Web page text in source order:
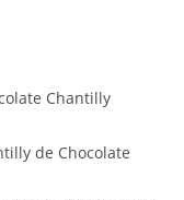
Chantilly
de Chocolate